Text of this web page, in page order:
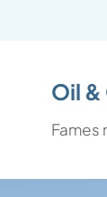
Oil &
Fames